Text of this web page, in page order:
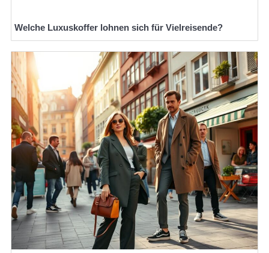
Welche Luxuskoffer lohnen sich für Vielreisende?